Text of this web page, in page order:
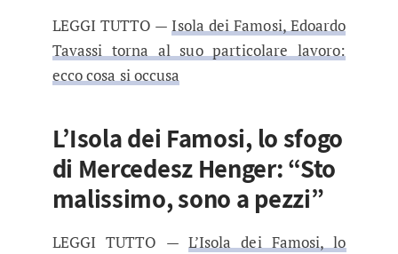
LEGGI TUTTO — Isola dei Famosi, Edoardo
Tavassi torna al suo particolare lavoro:
ecco cosa si occusa
L’Isola dei Famosi, lo sfogo
di Mercedesz Henger: “Sto
malissimo, sono a pezzi”
LEGGI TUTTO — L’Isola dei Famosi, lo